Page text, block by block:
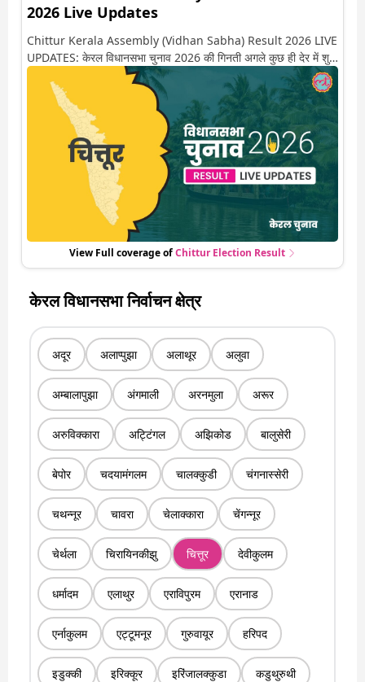
2026 Live Updates
Chittur Kerala Assembly (Vidhan Sabha) Result 2026 LIVE
UPDATES: केरल विधानसभा चुनाव 2026 की गिनती अगले कुछ ही देर में शुरू
होने वाली है. यहां देखें चित्तूर सीट पर कौन आगे-कौन पीछे से लेकर किस तरफ
जा रहें है रुझान. साथ ही पाइए इस सीट पर हो रही हर एक हलचल की अपडेट
वो भी रियल टाइम में
View Full coverage ofChitturElection Result
केरल विधानसभा निर्वाचन क्षेत्र
अदूर अलाप्पुझा अलाथूर अलुवा
अम्बालापुझा अंगमाली अरनमुला अरूर
अरुविक्कारा अट्टिंगल अझिकोड बालुसेरी
बेपोर चदयामंगलम चालक्कुडी चंगनास्सेरी
चथन्नूर चावरा चेलाक्कारा चेंगन्नूर
चेर्थला चिरायिनकीझु चित्तूर देवीकुलम
धर्मादम एलाथुर एराविपुरम एरानाड
एर्नाकुलम एट्टूमनूर गुरुवायूर हरिपद
इडुक्की इरिक्कूर इरिंजालक्कुडा कडुथुरुथी